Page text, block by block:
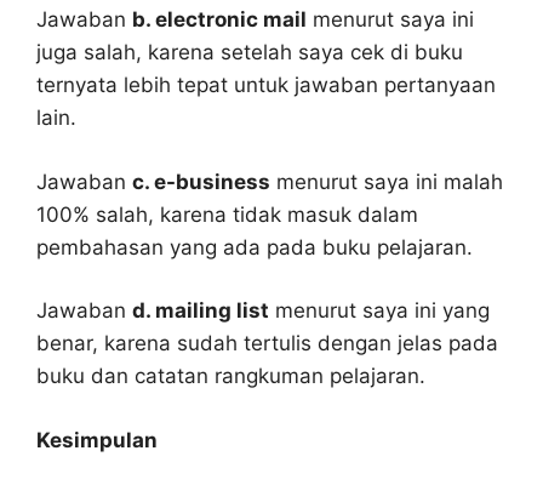
Jawaban b. electronic mail menurut saya ini
juga salah, karena setelah saya cek di buku
ternyata lebih tepat untuk jawaban pertanyaan
lain.
Jawaban c. e-business menurut saya ini malah
100% salah, karena tidak masuk dalam
pembahasan yang ada pada buku pelajaran.
Jawaban d. mailing list menurut saya ini yang
benar, karena sudah tertulis dengan jelas pada
buku dan catatan rangkuman pelajaran.
Kesimpulan